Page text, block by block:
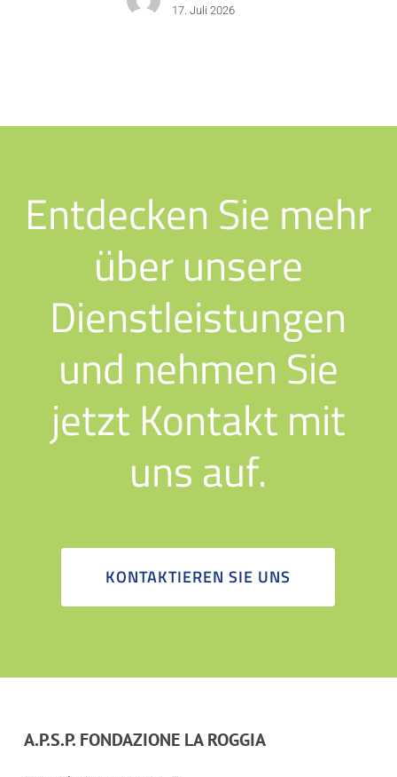
17. Juli 2026
Entdecken Sie mehr
über unsere
Dienstleistungen
und nehmen Sie
jetzt Kontakt mit
uns auf.
KONTAKTIEREN SIE UNS
A.P.S.P. FONDAZIONE LA ROGGIA